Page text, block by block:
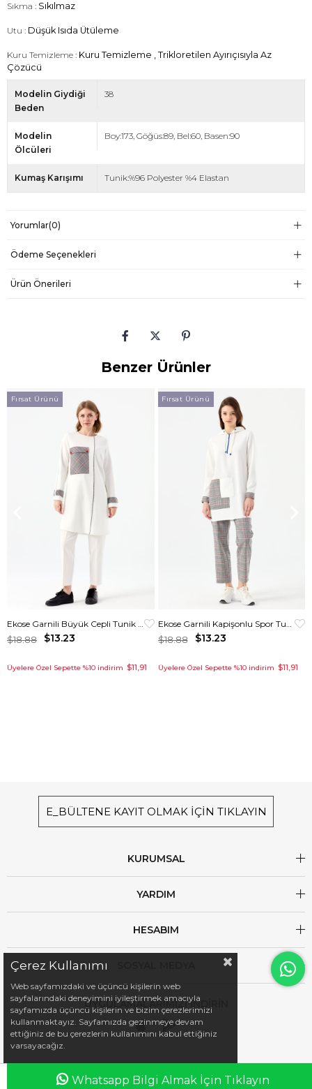
Sıkma : Sıkılmaz
Utu : Düşük Isıda Ütüleme
Kuru Temizleme : Kuru Temizleme , Trikloretilen Ayırıçısıyla Az
Çözücü
Modelin Giydiği
Beden
38
Modelin
Ölcüleri
Boy:173, Göğüs:89, Bel:60, Basen:90
Kumaş Karışımı Tunik:%96 Polyester %4 Elastan
Yorumlar(0)
Ödeme Seçenekleri
Ürün Önerileri
Benzer Ürünler
$13.23
$18.88
Fırsat Ürünü
Üyelere Özel Sepette %10 indirim $11,91
$13.23
$18.88
Fırsat Ürünü
Üyelere Özel Sepette %10 indirim $11,91
E_BÜLTENE KAYIT OLMAK İÇİN TIKLAYIN
KURUMSAL
YARDIM
HESABIM
UYGULAMALARIMIZI İNDİRİN
Whatsapp Bilgi Almak İçin Tıklayın
Çerez Kullanımı
Web sayfamızdaki ve üçüncü kişilerin web
sayfalarındaki deneyimini iyileştirmek amacıyla
sayfamızda üçüncü kişilerin ve bizim çerezlerimizi
kullanmaktayız. Sayfamızda gezinmeye devam
ettiğiniz de bu çerezlerin kullanımını kabul ettiğiniz
varsayacağız.